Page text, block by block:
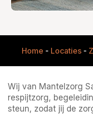
Home - Locaties-
Wij van Mantelzorg
respijtzorg,
steun, zodat jij de